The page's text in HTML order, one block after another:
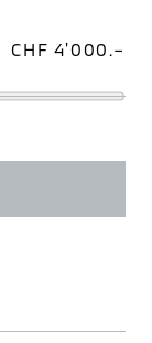
CHF 4'000.–